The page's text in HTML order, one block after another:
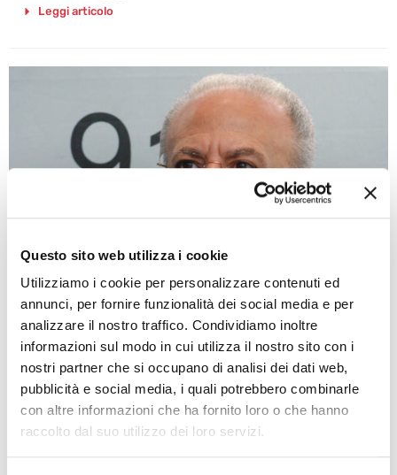
Questo sito web utilizza i cookie
Utilizziamo i cookie per personalizzare contenuti ed
annunci, per fornire funzionalità dei social media e per
analizzare il nostro traffico. Condividiamo inoltre
informazioni sul modo in cui utilizza il nostro sito con i
nostri partner che si occupano di analisi dei dati web,
pubblicità e social media, i quali potrebbero combinarle
con altre informazioni che ha fornito loro o che hanno
raccolto dal suo utilizzo dei loro servizi.
Leggi articolo
DE LUCA: “AVREI CHIUSO TUTTO PER UN MESE”
Varriale
7 Novembre 2020
Nella consueta diretta social del venerdì, il presidente della
Regione, De Luca ha detto tra l’altro che “per quasi 2 mesi la